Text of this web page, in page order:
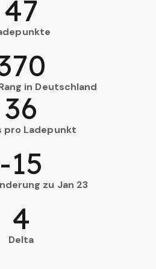
47
in Deutschland
pro Ladepunkt
36
zu Jan 23
-15
Delta
4